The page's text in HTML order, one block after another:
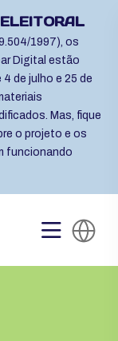
1997), os
Digital estão
de julho e 25 de
Mas, fique
o projeto e os
funcionando